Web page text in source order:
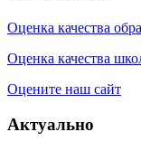
Оценка качества
Оценка качества
Оцените наш сайт
Актуально